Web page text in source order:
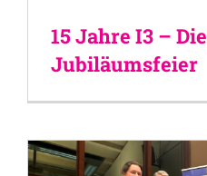
15 Jahre I3 – Die
Jubiläumsfeier